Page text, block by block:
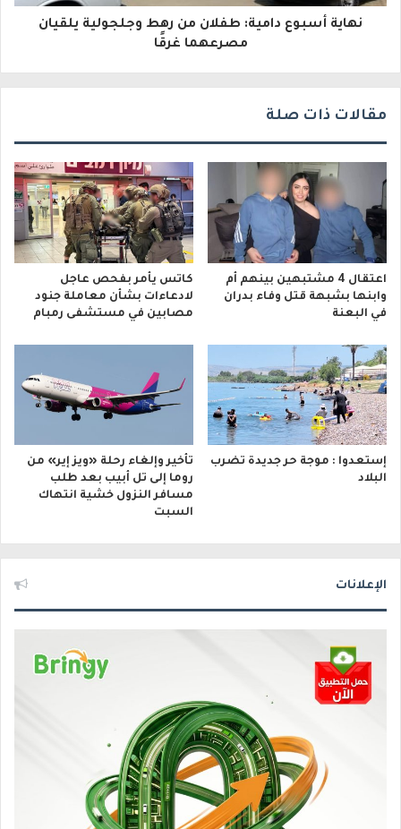
نهاية أسبوع دامية: طفلان من رهط وجلجولية يلقيان
مصرعهما غرقًا
مقالات ذات صلة
اعتقال 4 مشتبهين بينهم أم
وابنها بشبهة قتل وفاء بدران
في البعنة
كاتس يأمر بفحص عاجل
لادعاءات بشأن معاملة جنود
مصابين في مستشفى رمبام
إستعدوا : موجة حر جديدة تضرب
البلاد
تأخير وإلغاء رحلة «ويز إير» من
روما إلى تل أبيب بعد طلب
مسافر النزول خشية انتهاك
السبت
الإعلانات